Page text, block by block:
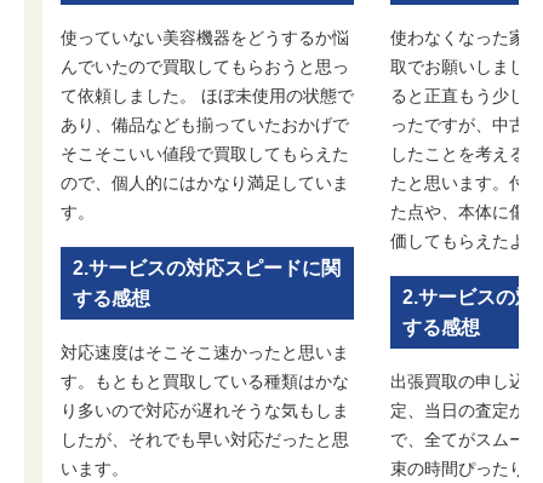
使っていない美容機器をどうするか悩
んでいたので買取してもらおうと思っ
て依頼しました。 ほぼ未使用の状態で
あり、備品なども揃っていたおかげで
そこそこいい値段で買取してもらえた
ので、個人的にはかなり満足していま
す。
2.サービスの対応スピードに関
する感想
対応速度はそこそこ速かったと思いま
す。もともと買取している種類はかな
り多いので対応が遅れそうな気もしま
したが、それでも早い対応だったと思
います。
使わなくなった家
取でお願いしまし
ると正直もう少し
ったですが、中古
したことを考える
たと思います。付
た点や、本体に傷
価してもらえたよ
2.サービスの対
する感想
出張買取の申し込
定、当日の査定か
で、全てがスムー
束の時間ぴったり